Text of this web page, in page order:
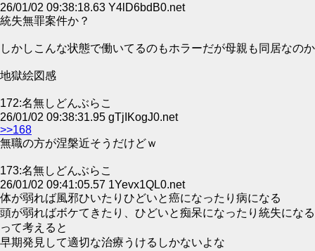
26/01/02 09:38:18.63 Y4lD6bdB0.net
統失無罪案件か？
しかしこんな状態で働いてるのもホラーだが母親も同居なのか
地獄絵図感
172:名無しどんぶらこ
26/01/02 09:38:31.95 gTjIKogJ0.net
>>168
無職の方が涅槃近そうだけどｗ
173:名無しどんぶらこ
26/01/02 09:41:05.57 1Yevx1QL0.net
体が弱れば風邪ひいたりひどいと癌になったり病になる
頭が弱ればボケてきたり、ひどいと痴呆になったり統失になる
って考えると
早期発見して適切な治療うけるしかないよな